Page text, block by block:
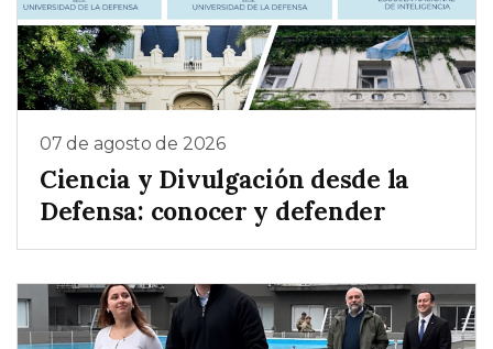
07 de agosto de 2026
Ciencia y Divulgación desde la
Defensa: conocer y defender